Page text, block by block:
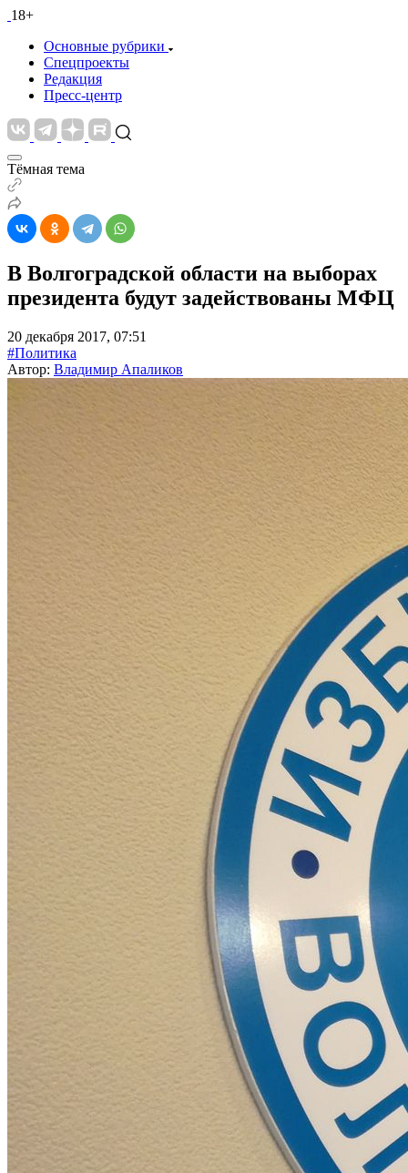
18+
Основные рубрики
Спецпроекты
Редакция
Пресс-центр
Тёмная тема
В Волгоградской области на выборах
президента будут задействованы МФЦ
20 декабря 2017, 07:51
#Политика
Автор: Владимир Апаликов